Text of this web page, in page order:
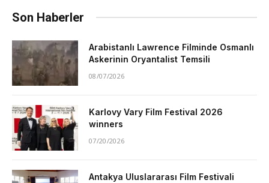
Son Haberler
Arabistanlı Lawrence Filminde Osmanlı
Askerinin Oryantalist Temsili
08/07/2026
Karlovy Vary Film Festival 2026
winners
07/20/2026
Antakya Uluslararası Film Festivali